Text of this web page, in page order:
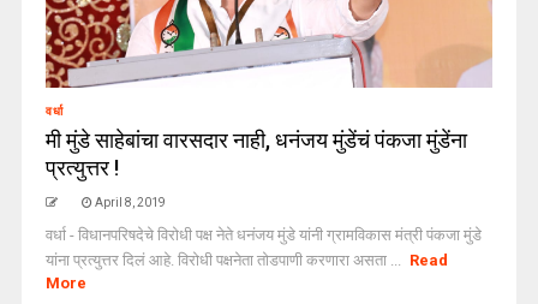
वर्धा
मी मुंडे साहेबांचा वारसदार नाही, धनंजय मुंडेंचं पंकजा मुंडेंना
प्रत्युत्तर !
April 8, 2019
वर्धा - विधानपरिषदेचे विरोधी पक्ष नेते धनंजय मुंडे यांनी ग्रामविकास मंत्री पंकजा मुंडे
यांना प्रत्युत्तर दिलं आहे. विरोधी पक्षनेता तोडपाणी करणारा असता ... Read
More